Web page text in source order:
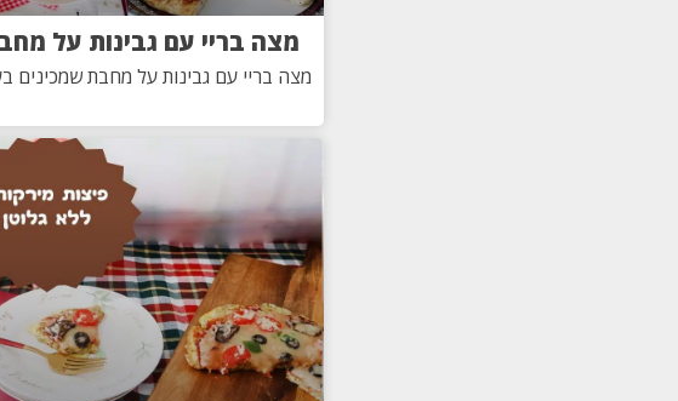
מצה בריי עם גבינות על
מצה בריי עם גבינות על מחבת שמכינים